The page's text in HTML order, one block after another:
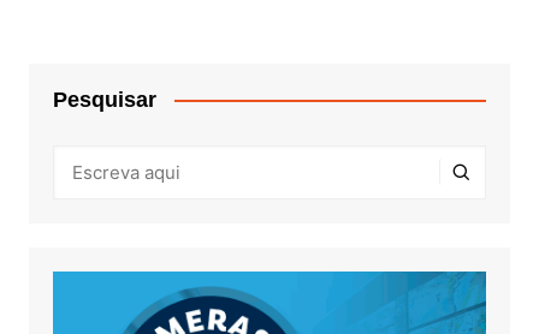
Pesquisar